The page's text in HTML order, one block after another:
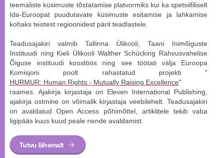
teemaliste küsimuste tõstatamise platvormiks kui ka spetsiifiliselt
Ida-Euroopat puudutavate küsimuste esitamise ja lahkamise
kohaks teistest regioonidest pärit teadlastele.
Teadusajakiri valmib Tallinna Ülikooli, Taani Inimõiguste
Instituudi ning Kieli Ülikooli Walther Schücking Rahvusvahelise
Õiguse instituudi koostöös ning see töötati välja Euroopa
Komisjoni poolt rahastatud projekti "
HURMUR: Human Rights - Mutually Raising Excellence"
raames. Ajakirja kirjastaja on Eleven International Publishing,
ajakirja ostmine on võimalik kirjastaja veebilehelt. Teadusajakiri
on avaldatud Open Access põhimõttel, artiklitele tekib vaba
ligipääs kuus kuud peale nende avaldamist.
Tutvu lähemalt